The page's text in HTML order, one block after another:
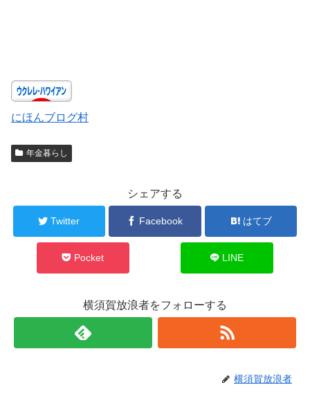
にほんブログ村
年金暮らし
シェアする
Twitter Facebook はてブ
Pocket LINE
横須賀放浪者をフォローする
横須賀放浪者